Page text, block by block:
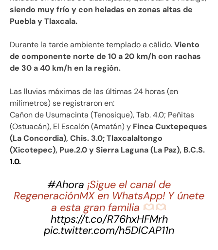
siendo muy frío y con heladas en zonas altas de
Puebla y Tlaxcala.
Durante la tarde ambiente templado a cálido.Viento
de componente norte de 10 a 20 km/h con rachas
de 30 a 40 km/h en la región.
Las lluvias máximas de las últimas 24 horas (en
milímetros) se registraron en:
Cañon de Usumacinta (Tenosique), Tab. 4.0; Peñitas
(Ostuacán), El Escalón (Amatán) y Finca Cuxtepeques
(La Concordia), Chis. 3.0; Tlaxcalaltongo
(Xicotepec), Pue.2.0 y Sierra Laguna (La Paz), B.C.S.
1.0.
#Ahora ¡Sigue el canal de
RegeneraciónMX en WhatsApp! Y únete
a esta gran familia
https://t.co/R76hxHFMrh
pic.twitter.com/h5DlCAP11n